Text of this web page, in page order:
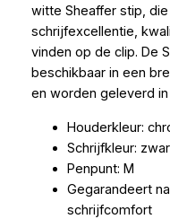
witte Sheaffer stip,
schrijfexcellentie,
vinden op de clip. De
beschikbaar in een
en worden geleverd
Houderkleur:
Schrijfkleur:
Penpunt: M
Gegarandeert
schrijfcomfort